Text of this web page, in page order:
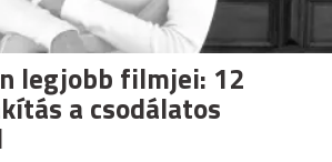
legjobb filmjei: 12
a csodálatos